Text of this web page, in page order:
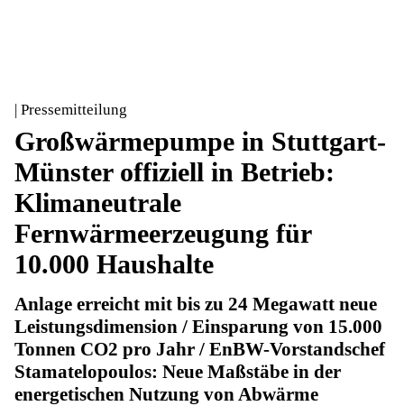
| Pressemitteilung
Großwärmepumpe in Stuttgart-
Münster offiziell in Betrieb:
Klimaneutrale
Fernwärmeerzeugung für
10.000 Haushalte
Anlage erreicht mit bis zu 24 Megawatt neue
Leistungsdimension / Einsparung von 15.000
Tonnen CO2 pro Jahr / EnBW-Vorstandschef
Stamatelopoulos: Neue Maßstäbe in der
energetischen Nutzung von Abwärme